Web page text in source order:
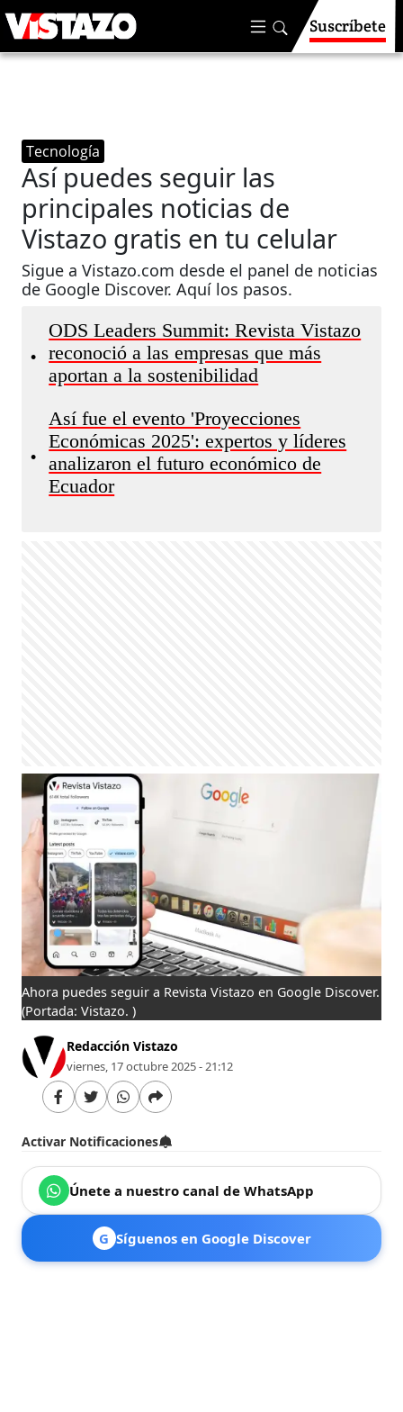
Suscríbete
Tecnología
Así puedes seguir las
principales noticias de
Vistazo gratis en tu celular
Sigue a Vistazo.com desde el panel de noticias
de Google Discover. Aquí los pasos.
•
ODS Leaders Summit: Revista Vistazo
reconoció a las empresas que más
aportan a la sostenibilidad
•
Así fue el evento 'Proyecciones
Económicas 2025': expertos y líderes
analizaron el futuro económico de
Ecuador
Ahora puedes seguir a Revista Vistazo en Google Discover.
(Portada: Vistazo. )
Redacción Vistazo
viernes, 17 octubre 2025 - 21:12
Activar Notificaciones
Únete a nuestro canal de WhatsApp
G Síguenos en Google Discover